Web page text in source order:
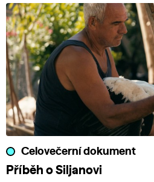
Celovečerní dokument
Příběh o Siljanovi